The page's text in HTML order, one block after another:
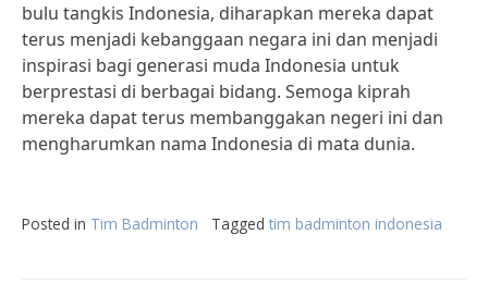
bulu tangkis Indonesia, diharapkan mereka dapat
terus menjadi kebanggaan negara ini dan menjadi
inspirasi bagi generasi muda Indonesia untuk
berprestasi di berbagai bidang. Semoga kiprah
mereka dapat terus membanggakan negeri ini dan
mengharumkan nama Indonesia di mata dunia.
Posted in Tim Badminton Tagged tim badminton indonesia